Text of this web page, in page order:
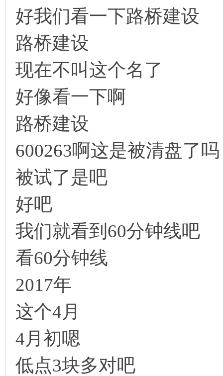
好我们看一下路桥建设
路桥建设
现在不叫这个名了
好像看一下啊
路桥建设
600263啊这是被清盘了吗
被试了是吧
好吧
我们就看到60分钟线吧
看60分钟线
2017年
这个4月
4月初嗯
低点3块多对吧